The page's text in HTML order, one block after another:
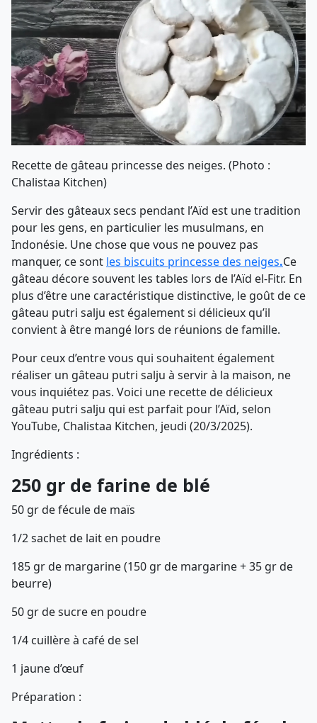
Recette de gâteau princesse des neiges. (Photo :
Chalistaa Kitchen)
Servir des gâteaux secs pendant l’Aïd est une tradition
pour les gens, en particulier les musulmans, en
Indonésie. Une chose que vous ne pouvez pas
manquer, ce sont les biscuits princesse des neiges.Ce
gâteau décore souvent les tables lors de l’Aïd el-Fitr. En
plus d’être une caractéristique distinctive, le goût de ce
gâteau putri salju est également si délicieux qu’il
convient à être mangé lors de réunions de famille.
Pour ceux d’entre vous qui souhaitent également
réaliser un gâteau putri salju à servir à la maison, ne
vous inquiétez pas. Voici une recette de délicieux
gâteau putri salju qui est parfait pour l’Aïd, selon
YouTube, Chalistaa Kitchen, jeudi (20/3/2025).
Ingrédients :
250 gr de farine de blé
50 gr de fécule de maïs
1/2 sachet de lait en poudre
185 gr de margarine (150 gr de margarine + 35 gr de
beurre)
50 gr de sucre en poudre
1/4 cuillère à café de sel
1 jaune d’œuf
Préparation :